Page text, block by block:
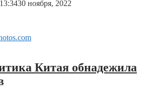
30 ноября, 2022
Китая обнадежила